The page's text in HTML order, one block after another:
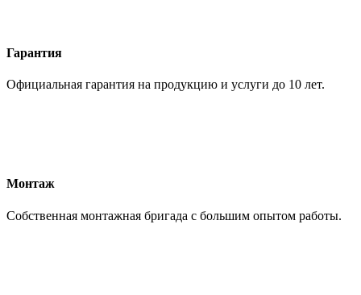
Гарантия
Официальная гарантия на продукцию и услуги до 10 лет.
Монтаж
Собственная монтажная бригада с большим опытом работы.